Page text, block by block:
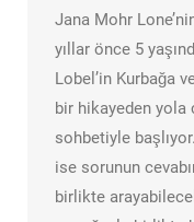
Jana Mohr
yıllar önce 5
Lobel’in Kurbağa
bir hikayeden yola
sohbetiyle
ise sorunun
birlikte